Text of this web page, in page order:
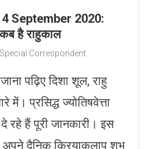
September 2020:
है राहुकाल
Special Correspondent
पढ़िए दिशा शूल, राहु
प्रसिद्ध ज्योतिषवेत्ता
रहे हैं पूरी जानकारी। इस
दैनिक क्रियाकलाप शुभ